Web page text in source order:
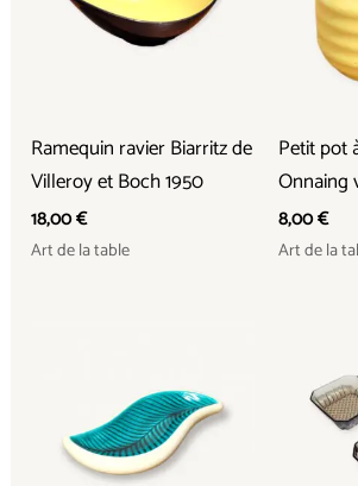
Ramequin ravier Biarritz de
Villeroy et Boch 1950
18,00€
Art de la table
Petit pot
Onnaing
8,00€
Art de la